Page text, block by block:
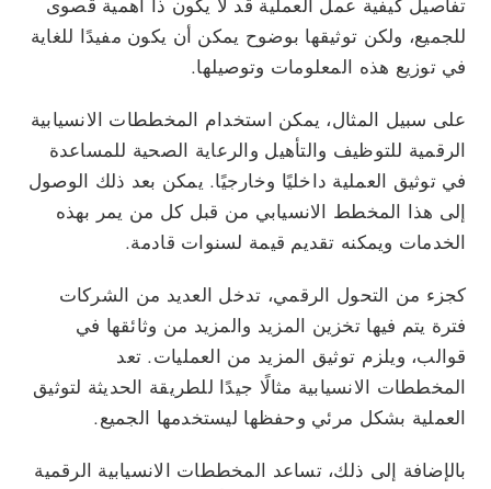
تفاصيل كيفية عمل العملية قد لا يكون ذا أهمية قصوى
للجميع، ولكن توثيقها بوضوح يمكن أن يكون مفيدًا للغاية
في توزيع هذه المعلومات وتوصيلها.
على سبيل المثال، يمكن استخدام المخططات الانسيابية
الرقمية للتوظيف والتأهيل والرعاية الصحية للمساعدة
في توثيق العملية داخليًا وخارجيًا. يمكن بعد ذلك الوصول
إلى هذا المخطط الانسيابي من قبل كل من يمر بهذه
الخدمات ويمكنه تقديم قيمة لسنوات قادمة.
كجزء من التحول الرقمي، تدخل العديد من الشركات
فترة يتم فيها تخزين المزيد والمزيد من وثائقها في
قوالب، ويلزم توثيق المزيد من العمليات. تعد
المخططات الانسيابية مثالًا جيدًا للطريقة الحديثة لتوثيق
العملية بشكل مرئي وحفظها ليستخدمها الجميع.
بالإضافة إلى ذلك، تساعد المخططات الانسيابية الرقمية